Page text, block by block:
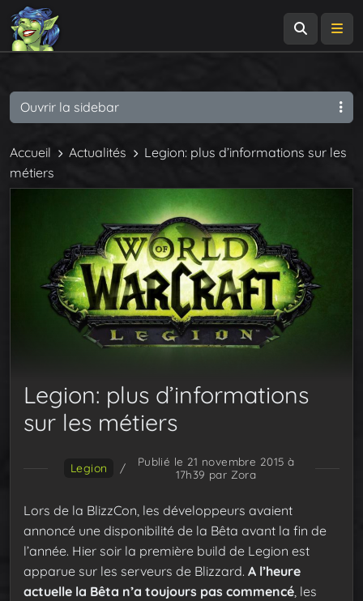
Accueil Actualités
Legion: plus d’informations sur les
métiers
Legion: plus d’informations
sur les métiers
Legion /
Publié le 21 novembre 2015 à
17h39 par Zora
Lors de la BlizzCon, les développeurs avaient
annoncé une disponibilité de la Bêta avant la fin de
l’année. Hier soir la première build de Legion est
apparue sur les serveurs de Blizzard. A l’heure
actuelle la Bêta n’a toujours pas commencé, les
Ouvrir la sidebar